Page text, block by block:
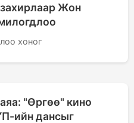
захирлаар Жон
хоног
"Өргөө" кино
ийн дансыг